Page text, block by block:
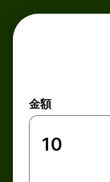
金額